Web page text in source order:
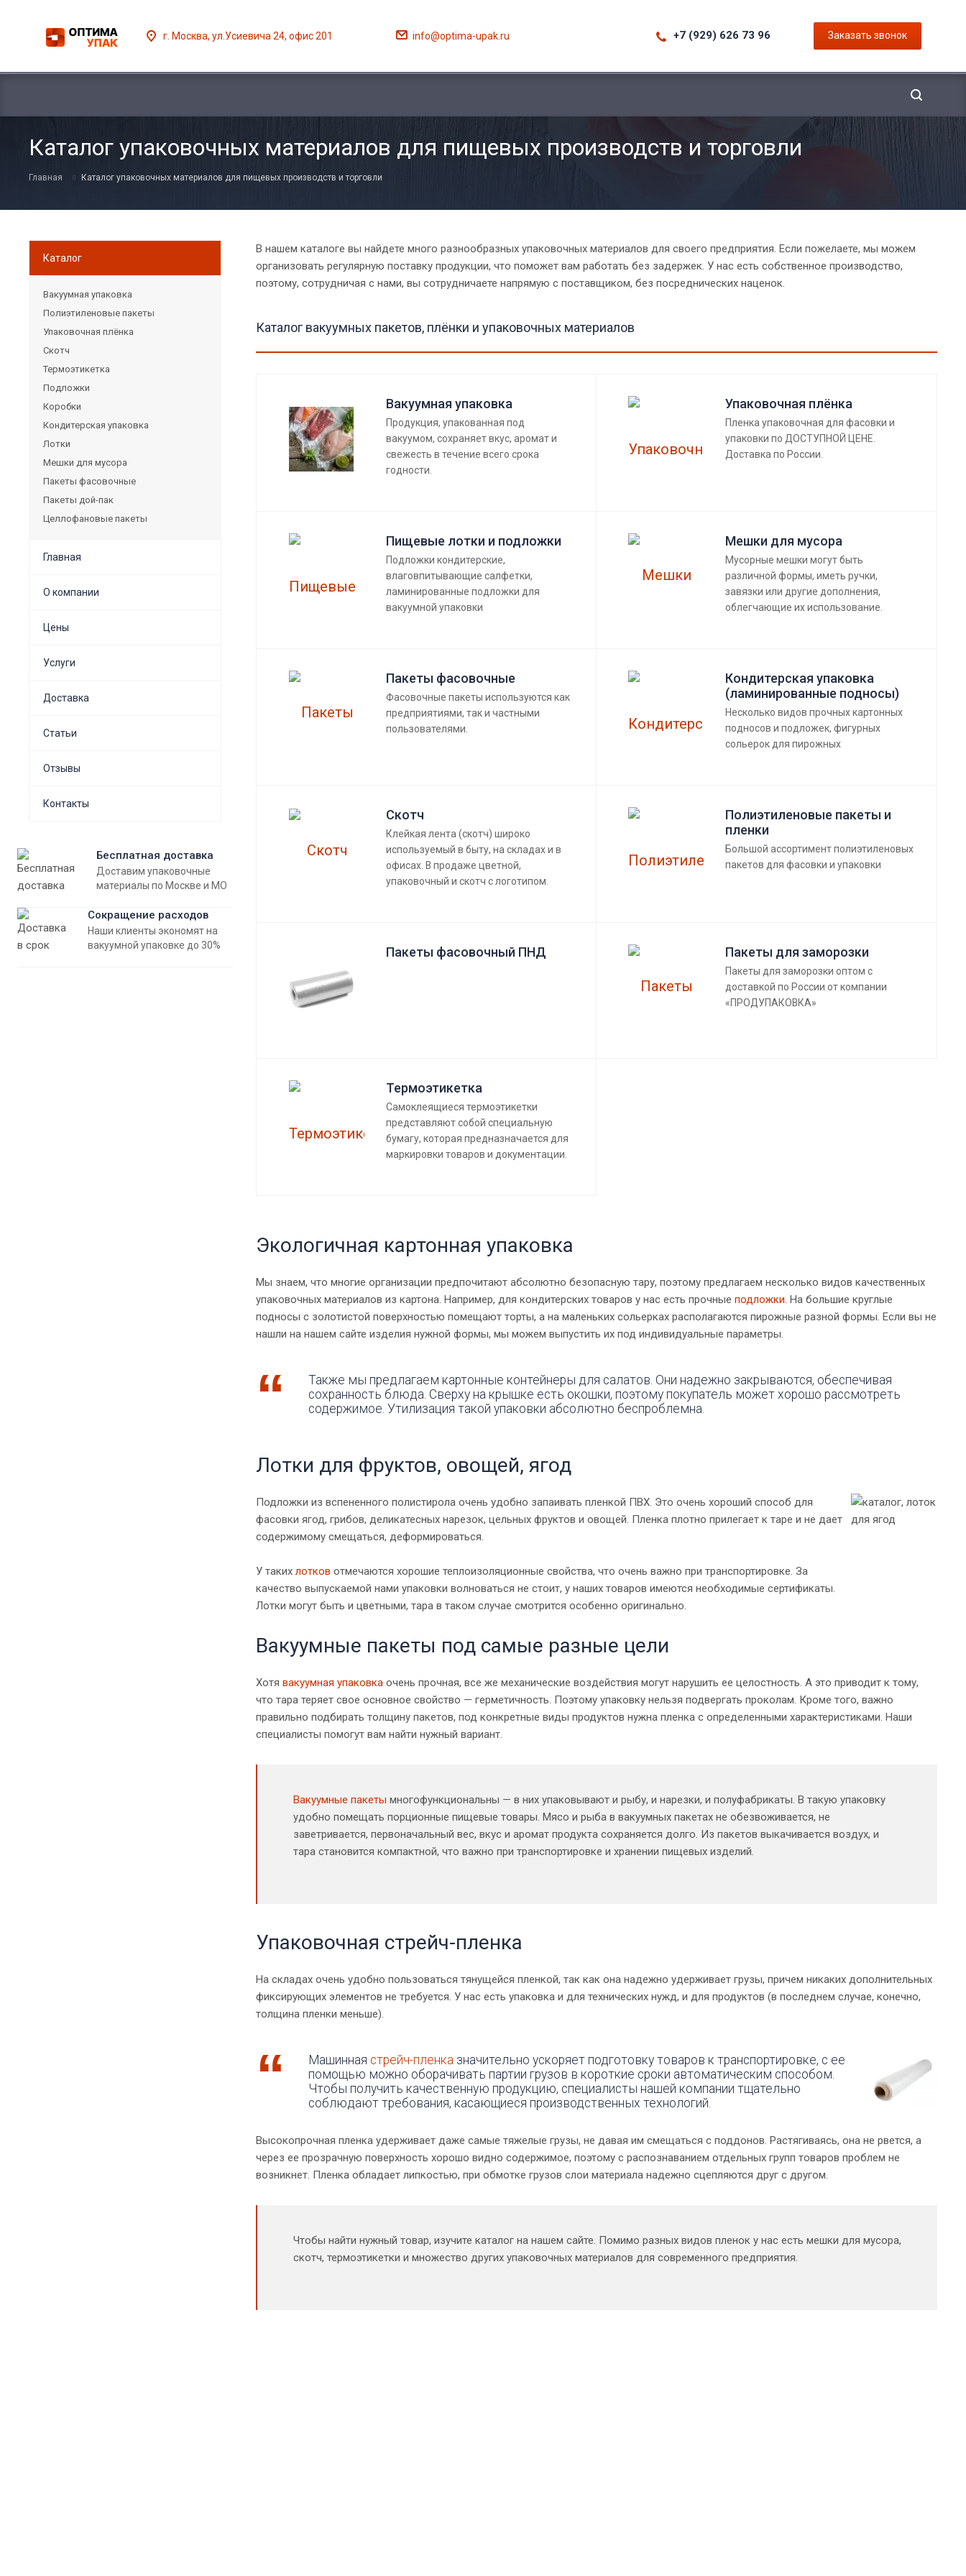
г. Москва, ул.Усиевича 24, офис 201 info@optima-upak.ru +7 (929) 626 73 96 Заказать звонок
Каталог упаковочных материалов для пищевых производств и торговли
Главная Каталог упаковочных материалов для пищевых производств и торговли
В нашем каталоге вы найдете много разнообразных упаковочных материалов для своего предприятия. Если пожелаете, мы можем
организовать регулярную поставку продукции, что поможет вам работать без задержек. У нас есть собственное производство,
поэтому, сотрудничая с нами, вы сотрудничаете напрямую с поставщиком, без посреднических наценок.
Каталог вакуумных пакетов, плёнки и упаковочных материалов
Вакуумная упаковка
Продукция, упакованная под
вакуумом, сохраняет вкус, аромат и
свежесть в течение всего срока
годности.
Упаковочная плёнка
Пленка упаковочная для фасовки и
упаковки по ДОСТУПНОЙ ЦЕНЕ.
Доставка по России.
Пищевые лотки и подложки
Подложки кондитерские,
влаговпитывающие салфетки,
ламинированные подложки для
вакуумной упаковки
Мешки для мусора
Мусорные мешки могут быть
различной формы, иметь ручки,
завязки или другие дополнения,
облегчающие их использование.
Пакеты фасовочные
Фасовочные пакеты используются как
предприятиями, так и частными
пользователями.
Кондитерская упаковка
(ламинированные подносы)
Несколько видов прочных картонных
подносов и подложек, фигурных
сольерок для пирожных
Скотч
Клейкая лента (скотч) широко
используемый в быту, на складах и в
офисах. В продаже цветной,
упаковочный и скотч с логотипом.
Полиэтиленовые пакеты и
пленки
Большой ассортимент полиэтиленовых
пакетов для фасовки и упаковки
Пакеты фасовочный ПНД Пакеты для заморозки
Пакеты для заморозки оптом с
доставкой по России от компании
«ПРОДУПАКОВКА»
Термоэтикетка
Самоклеящиеся термоэтикетки
представляют собой специальную
бумагу, которая предназначается для
маркировки товаров и документации.
Экологичная картонная упаковка
Мы знаем, что многие организации предпочитают абсолютно безопасную тару, поэтому предлагаем несколько видов качественных
упаковочных материалов из картона. Например, для кондитерских товаров у нас есть прочные подложки. На большие круглые
подносы с золотистой поверхностью помещают торты, а на маленьких сольерках располагаются пирожные разной формы. Если вы не
нашли на нашем сайте изделия нужной формы, мы можем выпустить их под индивидуальные параметры.
Также мы предлагаем картонные контейнеры для салатов. Они надежно закрываются, обеспечивая
сохранность блюда. Сверху на крышке есть окошки, поэтому покупатель может хорошо рассмотреть
содержимое. Утилизация такой упаковки абсолютно беспроблемна.
Лотки для фруктов, овощей, ягод
Подложки из вспененного полистирола очень удобно запаивать пленкой ПВХ. Это очень хороший способ для
фасовки ягод, грибов, деликатесных нарезок, цельных фруктов и овощей. Пленка плотно прилегает к таре и не дает
содержимому смещаться, деформироваться.
У таких лотков отмечаются хорошие теплоизоляционные свойства, что очень важно при транспортировке. За
качество выпускаемой нами упаковки волноваться не стоит, у наших товаров имеются необходимые сертификаты.
Лотки могут быть и цветными, тара в таком случае смотрится особенно оригинально.
Вакуумные пакеты под самые разные цели
Хотя вакуумная упаковка очень прочная, все же механические воздействия могут нарушить ее целостность. А это приводит к тому,
что тара теряет свое основное свойство — герметичность. Поэтому упаковку нельзя подвергать проколам. Кроме того, важно
правильно подбирать толщину пакетов, под конкретные виды продуктов нужна пленка с определенными характеристиками. Наши
специалисты помогут вам найти нужный вариант.
Вакуумные пакеты многофункциональны — в них упаковывают и рыбу, и нарезки, и полуфабрикаты. В такую упаковку
удобно помещать порционные пищевые товары. Мясо и рыба в вакуумных пакетах не обезвоживается, не
заветривается, первоначальный вес, вкус и аромат продукта сохраняется долго. Из пакетов выкачивается воздух, и
тара становится компактной, что важно при транспортировке и хранении пищевых изделий.
Упаковочная стрейч-пленка
На складах очень удобно пользоваться тянущейся пленкой, так как она надежно удерживает грузы, причем никаких дополнительных
фиксирующих элементов не требуется. У нас есть упаковка и для технических нужд, и для продуктов (в последнем случае, конечно,
толщина пленки меньше).
Машинная стрейч-пленка значительно ускоряет подготовку товаров к транспортировке, с ее
помощью можно оборачивать партии грузов в короткие сроки автоматическим способом.
Чтобы получить качественную продукцию, специалисты нашей компании тщательно
соблюдают требования, касающиеся производственных технологий.
Высокопрочная пленка удерживает даже самые тяжелые грузы, не давая им смещаться с поддонов. Растягиваясь, она не рвется, а
через ее прозрачную поверхность хорошо видно содержимое, поэтому с распознаванием отдельных групп товаров проблем не
возникнет. Пленка обладает липкостью, при обмотке грузов слои материала надежно сцепляются друг с другом.
Чтобы найти нужный товар, изучите каталог на нашем сайте. Помимо разных видов пленок у нас есть мешки для мусора,
скотч, термоэтикетки и множество других упаковочных материалов для современного предприятия.
Каталог
Вакуумная упаковка
Полиэтиленовые пакеты
Упаковочная плёнка
Скотч
Термоэтикетка
Подложки
Коробки
Кондитерская упаковка
Лотки
Мешки для мусора
Пакеты фасовочные
Пакеты дой-пак
Целлофановые пакеты
Главная
О компании
Цены
Услуги
Доставка
Статьи
Отзывы
Контакты
Бесплатная доставка
Доставим упаковочные
материалы по Москве и МО
Сокращение расходов
Наши клиенты экономят на
вакуумной упаковке до 30%